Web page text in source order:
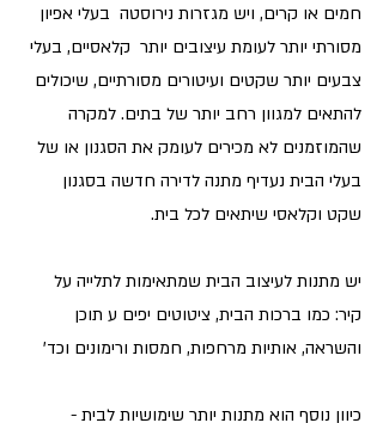
חמים או קרים, ויש מגזרות נירוסטה  בעלי אפיון
מסורתי יותר לעומת עיצובים יותר  קלאסיים, בעלי
צבעים יותר שקטים ועיטורים מסורתיים, שיכולים
להתאים למגוון רחב יותר של בתים. למקרה
שהמוזמנים לא מכירים לעומק את הסגנון או של
בעלי הבית נעדיף מתנה לדירה חדשה בסגנון
שקט וקלאסי שיתאים לכל בית.
יש מתנות לעיצוב הבית שמתאימות לתלייה על
קיר: כמו ברכות הבית, ציטוטים יפים ע תוכן
והשראה, אותיות מרחפות, חמסות ורימונים וכד'
כיוון נוסף הוא מתנות יותר שימושיות לבית -